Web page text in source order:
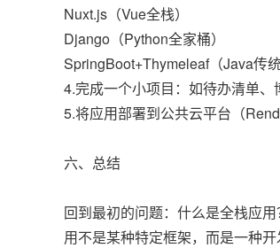
Nuxt.js（Vue全栈）
Django（Python全家桶）
SpringBoot+Thymeleaf（Java传统
4.完成一个小项目：如待办清单、
5.将应用部署到公共云平台（
六、总结
回到最初的问题：什么是全栈应
用不是某种特定框架，而是一种